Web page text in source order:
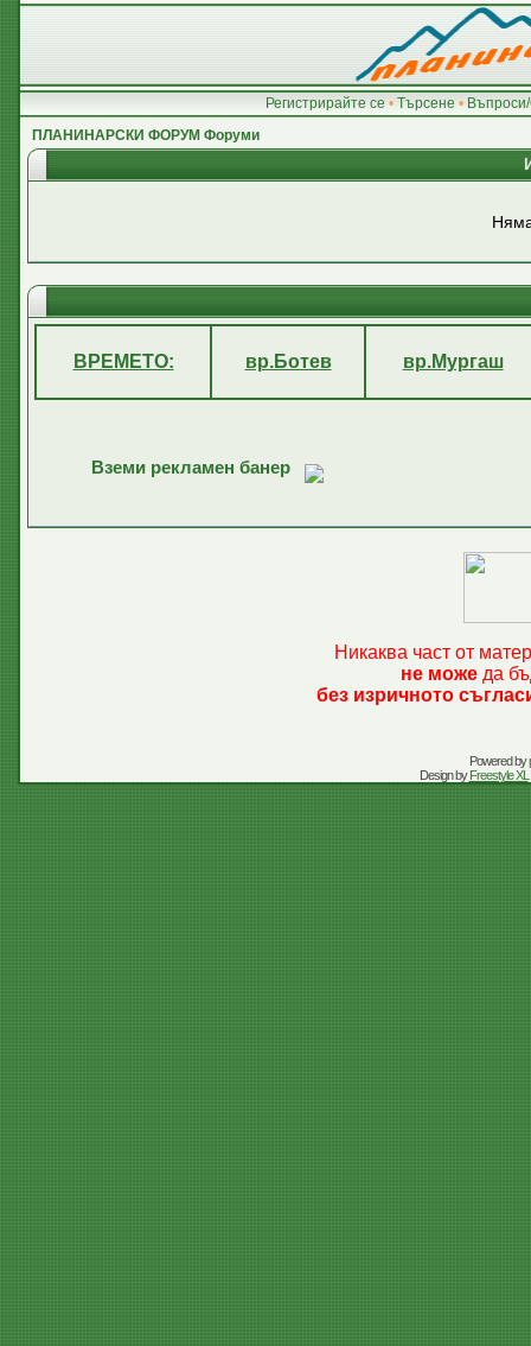
Регистрирайте се • Търсене •
ПЛАНИНАРСКИ ФОРУМ Форуми
ВРЕМЕТО: вр.Ботев вр.Мургаш
Вземи рекламен банер
Никаква част от
не може да
без изричното
Powered by
Design byFreestyle XL